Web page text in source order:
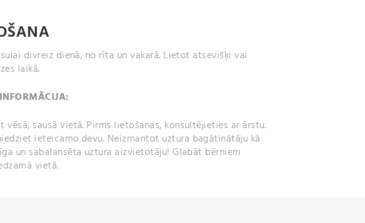
divreiz dienā, no rīta un vakarā. Lietot atsevišķi vai
laikā.
vēsā, sausā vietā. Pirms lietošanas, konsultējieties ar ārstu.
ieteicamo devu. Neizmantot uztura bagātinātāju kā
un sabalansēta uztura aizvietotāju! Glabāt bērniem
vietā.